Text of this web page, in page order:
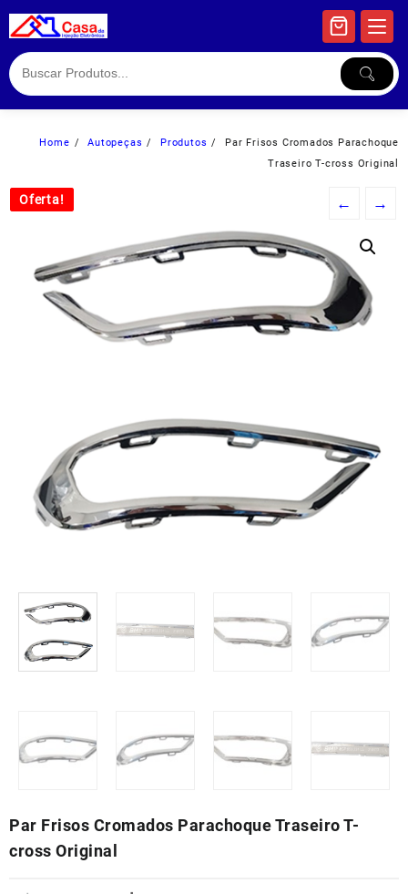
to
Home Autopeças Produtos
Par Frisos Cromados Parachoque
Traseiro T-cross Original
Oferta! ← →
Par Frisos Cromados Parachoque Traseiro T-
cross Original
Oferta!